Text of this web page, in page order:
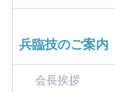
兵臨技のご案内
会長挨拶